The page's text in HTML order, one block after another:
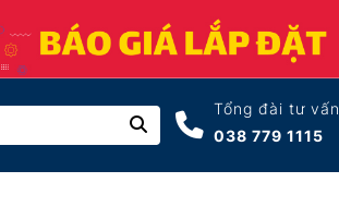
Tổng đài tư vấn
038 779 1115